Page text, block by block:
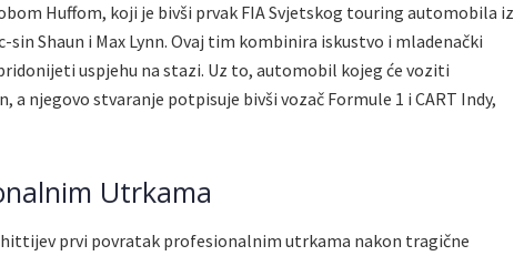
Huffom, koji je bivši prvak FIA Svjetskog touring automobila iz
sin Shaun i Max Lynn. Ovaj tim kombinira iskustvo i mladenački
uspjehu na stazi. Uz to, automobil kojeg će voziti
a njegovo stvaranje potpisuje bivši vozač Formule 1 i CART Indy,
Utrkama
prvi povratak profesionalnim utrkama nakon tragične